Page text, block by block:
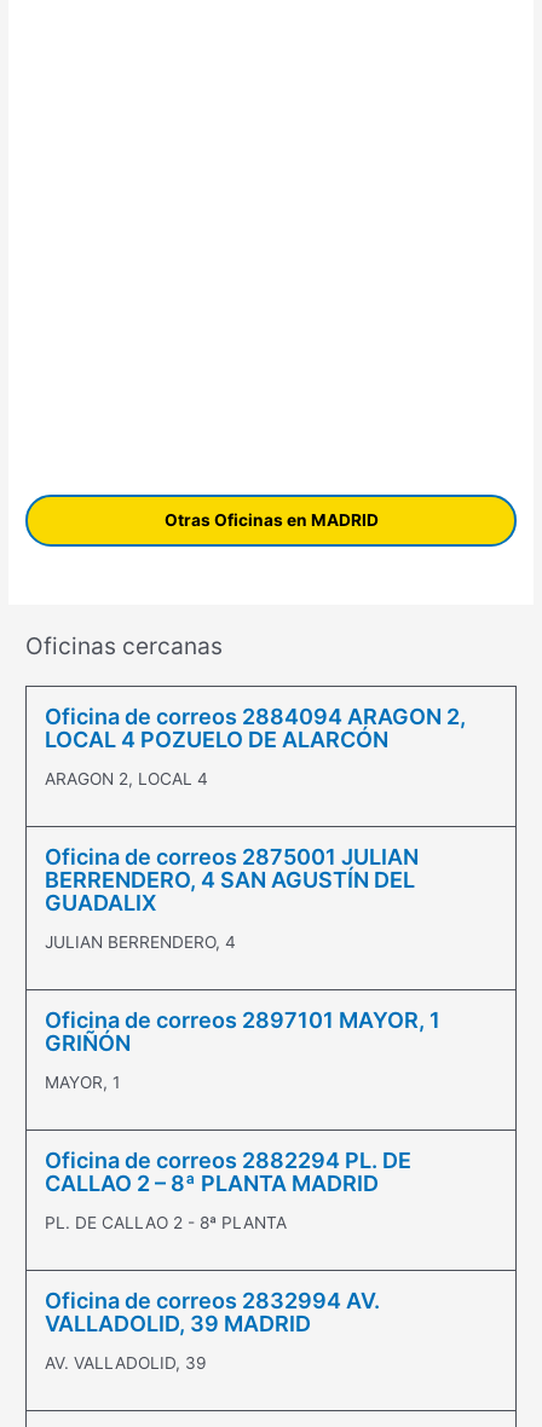
Otras Oficinas en MADRID
Oficinas cercanas
Oficina de correos 2884094 ARAGON 2,
LOCAL 4 POZUELO DE ALARCÓN
ARAGON 2, LOCAL 4
Oficina de correos 2875001 JULIAN
BERRENDERO, 4 SAN AGUSTÍN DEL
GUADALIX
JULIAN BERRENDERO, 4
Oficina de correos 2897101 MAYOR, 1
GRIÑÓN
MAYOR, 1
Oficina de correos 2882294 PL. DE
CALLAO 2 – 8ª PLANTA MADRID
PL. DE CALLAO 2 - 8ª PLANTA
Oficina de correos 2832994 AV.
VALLADOLID, 39 MADRID
AV. VALLADOLID, 39